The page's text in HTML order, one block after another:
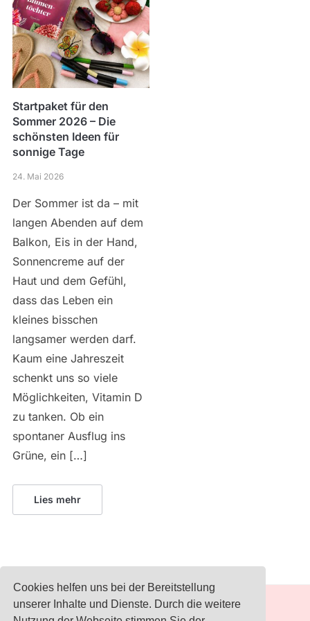
Cookies helfen uns bei der Bereitstellung
unserer Inhalte und Dienste. Durch die weitere
Startpaket für den
Sommer 2026 – Die
schönsten Ideen für
sonnige Tage
24. Mai 2026
Der Sommer ist da – mit
langen Abenden auf dem
Balkon, Eis in der Hand,
Sonnencreme auf der
Haut und dem Gefühl,
dass das Leben ein
kleines bisschen
langsamer werden darf.
Kaum eine Jahreszeit
schenkt uns so viele
Möglichkeiten, Vitamin D
zu tanken. Ob ein
spontaner Ausflug ins
Grüne, ein […]
Lies mehr